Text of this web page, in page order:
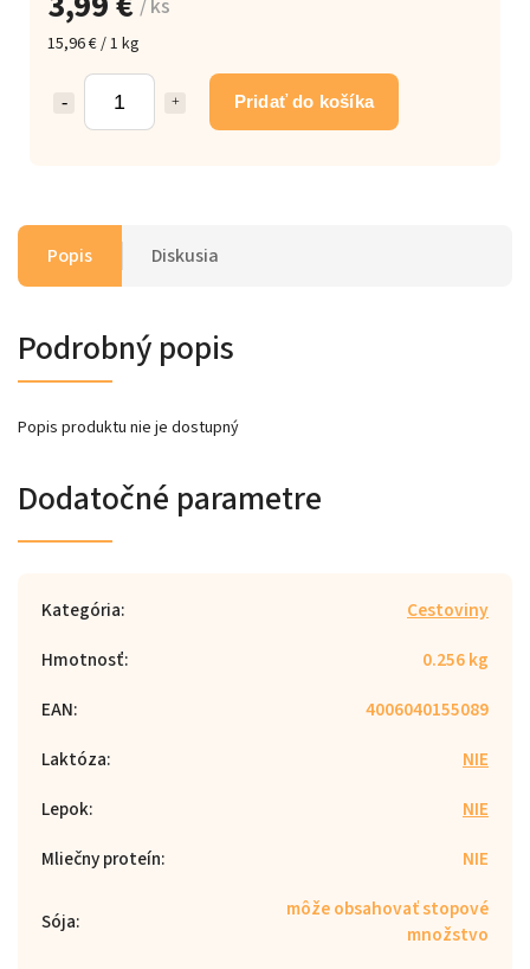
/ ks
15,96 € / 1 kg
Pridať do košíka
Popis Diskusia
Podrobný popis
Popis produktu nie je dostupný
Dodatočné parametre
Kategória:
Cestoviny
Hmotnosť:
0.256 kg
EAN:
4006040155089
Laktóza:
NIE
Lepok:
NIE
Mliečny proteín: NIE
Sója:
môže obsahovať stopové
množstvo